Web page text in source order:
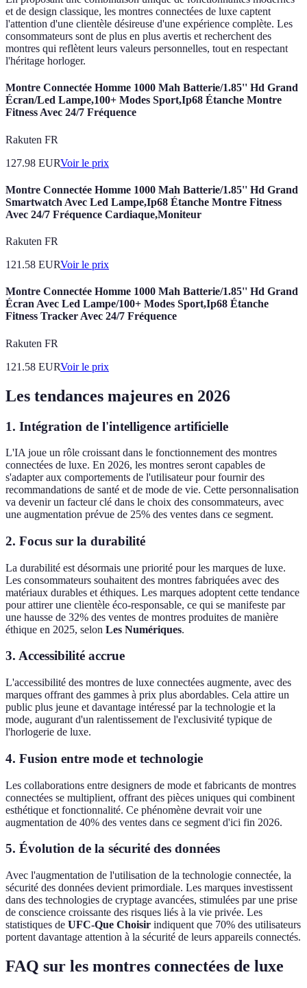
et de design classique, les montres connectées de luxe captent
l'attention d'une clientèle désireuse d'une expérience complète. Les
consommateurs sont de plus en plus avertis et recherchent des
montres qui reflètent leurs valeurs personnelles, tout en respectant
l'héritage horloger.
Montre Connectée Homme 1000 Mah Batterie/1.85'' Hd Grand
Écran/Led Lampe,100+ Modes Sport,Ip68 Étanche Montre
Fitness Avec 24/7 Fréquence
Rakuten FR
127.98 EURVoir le prix
Montre Connectée Homme 1000 Mah Batterie/1.85'' Hd Grand
Smartwatch Avec Led Lampe,Ip68 Étanche Montre Fitness
Avec 24/7 Fréquence Cardiaque,Moniteur
Rakuten FR
121.58 EURVoir le prix
Montre Connectée Homme 1000 Mah Batterie/1.85'' Hd Grand
Écran Avec Led Lampe/100+ Modes Sport,Ip68 Étanche
Fitness Tracker Avec 24/7 Fréquence
Rakuten FR
121.58 EURVoir le prix
Les tendances majeures en 2026
1. Intégration de l'intelligence artificielle
L'IA joue un rôle croissant dans le fonctionnement des montres
connectées de luxe. En 2026, les montres seront capables de
s'adapter aux comportements de l'utilisateur pour fournir des
recommandations de santé et de mode de vie. Cette personnalisation
va devenir un facteur clé dans le choix des consommateurs, avec
une augmentation prévue de 25% des ventes dans ce segment.
2. Focus sur la durabilité
La durabilité est désormais une priorité pour les marques de luxe.
Les consommateurs souhaitent des montres fabriquées avec des
matériaux durables et éthiques. Les marques adoptent cette tendance
pour attirer une clientèle éco-responsable, ce qui se manifeste par
une hausse de 32% des ventes de montres produites de manière
éthique en 2025, selon Les Numériques.
3. Accessibilité accrue
L'accessibilité des montres de luxe connectées augmente, avec des
marques offrant des gammes à prix plus abordables. Cela attire un
public plus jeune et davantage intéressé par la technologie et la
mode, augurant d'un ralentissement de l'exclusivité typique de
l'horlogerie de luxe.
4. Fusion entre mode et technologie
Les collaborations entre designers de mode et fabricants de montres
connectées se multiplient, offrant des pièces uniques qui combinent
esthétique et fonctionnalité. Ce phénomène devrait voir une
augmentation de 40% des ventes dans ce segment d'ici fin 2026.
5. Évolution de la sécurité des données
Avec l'augmentation de l'utilisation de la technologie connectée, la
sécurité des données devient primordiale. Les marques investissent
dans des technologies de cryptage avancées, stimulées par une prise
de conscience croissante des risques liés à la vie privée. Les
statistiques de UFC-Que Choisir indiquent que 70% des utilisateurs
portent davantage attention à la sécurité de leurs appareils connectés.
FAQ sur les montres connectées de luxe